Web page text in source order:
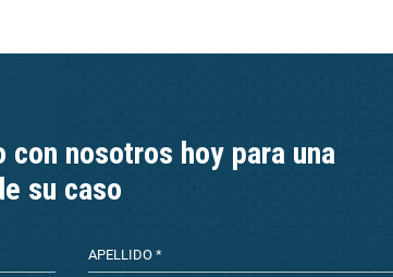
con nosotros hoy para una
su caso